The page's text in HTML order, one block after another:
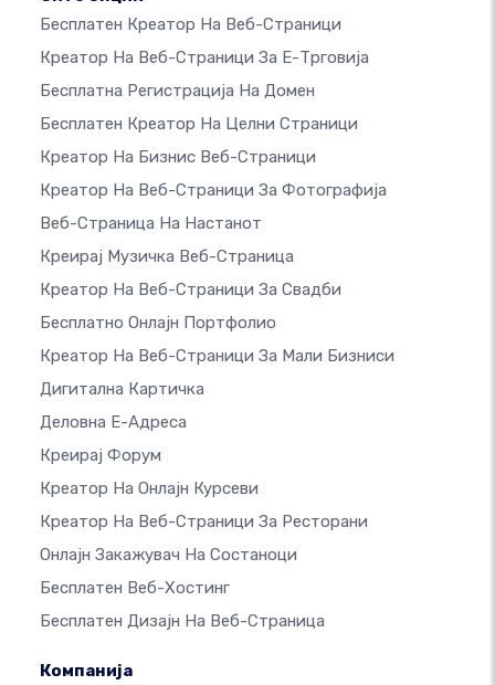
Бесплатен Креатор На Веб-Страници
Креатор На Веб-Страници За Е-Трговија
Бесплатна Регистрација На Домен
Бесплатен Креатор На Целни Страници
Креатор На Бизнис Веб-Страници
Креатор На Веб-Страници За Фотографија
Веб-Страница На Настанот
Креирај Музичка Веб-Страница
Креатор На Веб-Страници За Свадби
Бесплатно Онлајн Портфолио
Креатор На Веб-Страници За Мали Бизниси
Дигитална Картичка
Деловна Е-Адреса
Креирај Форум
Креатор На Онлајн Курсеви
Креатор На Веб-Страници За Ресторани
Онлајн Закажувач На Состаноци
Бесплатен Веб-Хостинг
Бесплатен Дизајн На Веб-Страница
Компанија